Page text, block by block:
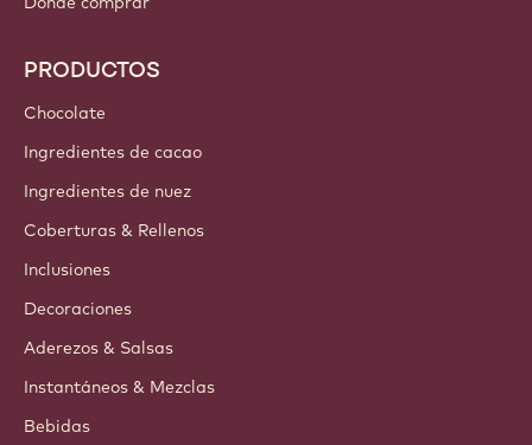
PRODUCTOS
Chocolate
Ingredientes de cacao
Ingredientes de nuez
Coberturas & Rellenos
Inclusiones
Decoraciones
Aderezos & Salsas
Instantáneos & Mezclas
Bebidas